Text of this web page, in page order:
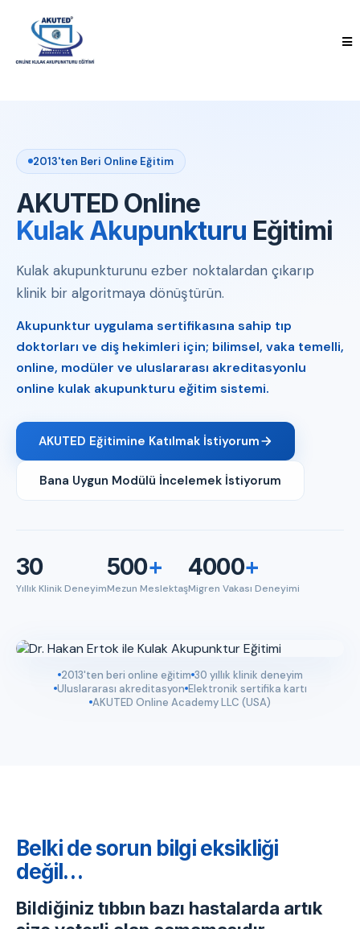
2013'ten Beri Online Eğitim
AKUTED Online
Kulak Akupunkturu Eğitimi
Kulak akupunkturunu ezber noktalardan çıkarıp
klinik bir algoritmaya dönüştürün.
Akupunktur uygulama sertifikasına sahip tıp
doktorları ve diş hekimleri için; bilimsel, vaka temelli,
online, modüler ve uluslararası akreditasyonlu
online kulak akupunkturu eğitim sistemi.
AKUTED Eğitimine Katılmak İstiyorum
Bana Uygun Modülü İncelemek İstiyorum
30
Yıllık Klinik Deneyim
500+
Mezun Meslektaş
4000+
Migren Vakası Deneyimi
2013'ten beri online eğitim 30 yıllık klinik deneyim
Uluslararası akreditasyon Elektronik sertifika kartı
AKUTED Online Academy LLC (USA)
Belki de sorun bilgi eksikliği
değil…
Bildiğiniz tıbbın bazı hastalarda artık